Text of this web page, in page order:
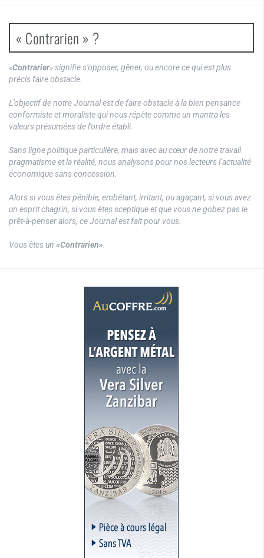
« Contrarien » ?
«Contrarier» signifie s’opposer, gêner, ou encore ce qui est plus
précis faire obstacle.
L’objectif de notre Journal est de faire obstacle à la bien pensance
conformiste et moraliste qui nous répète comme un mantra les
valeurs présumées de l’ordre établi.
Sans ligne politique particulière, mais avec au cœur de notre travail
pragmatisme et la réalité, nous analysons pour nos lecteurs l’actualité
économique sans concession.
Alors si vous êtes pénible, embêtant, irritant, ou agaçant, si vous avez
un esprit chagrin, si vous êtes sceptique et que vous ne gobez pas le
prêt-à-penser alors, ce Journal est fait pour vous.
Vous êtes un «Contrarien».